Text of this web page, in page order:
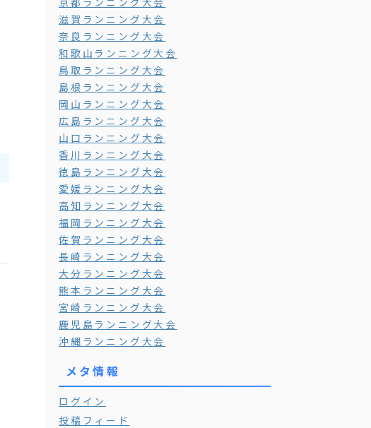
滋賀ランニング大会
奈良ランニング大会
和歌山ランニング大会
鳥取ランニング大会
島根ランニング大会
岡山ランニング大会
広島ランニング大会
山口ランニング大会
香川ランニング大会
徳島ランニング大会
愛媛ランニング大会
高知ランニング大会
福岡ランニング大会
佐賀ランニング大会
長崎ランニング大会
大分ランニング大会
熊本ランニング大会
宮崎ランニング大会
鹿児島ランニング大会
沖縄ランニング大会
メタ情報
ログイン
投稿フィード